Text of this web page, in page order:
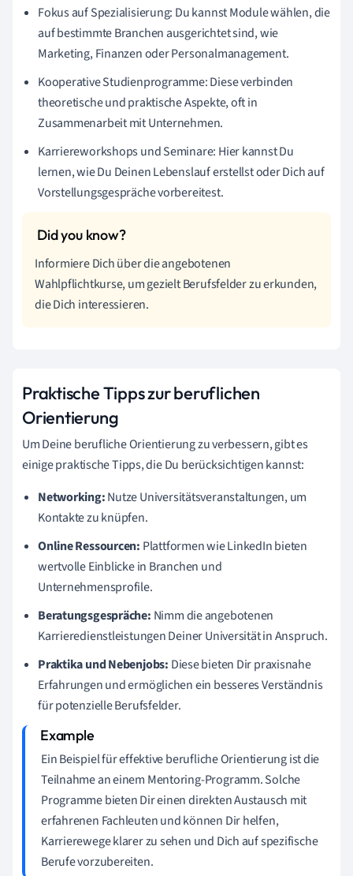
Fokus auf Spezialisierung: Du kannst Module wählen, die
auf bestimmte Branchen ausgerichtet sind, wie
Marketing, Finanzen oder Personalmanagement.
Kooperative Studienprogramme: Diese verbinden
theoretische und praktische Aspekte, oft in
Zusammenarbeit mit Unternehmen.
Karriereworkshops und Seminare: Hier kannst Du
lernen, wie Du Deinen Lebenslauf erstellst oder Dich auf
Vorstellungsgespräche vorbereitest.
Informiere Dich über die angebotenen
Wahlpflichtkurse, um gezielt Berufsfelder zu erkunden,
die Dich interessieren.
Praktische Tipps zur beruflichen
Orientierung
Um Deine berufliche Orientierung zu verbessern, gibt es
einige praktische Tipps, die Du berücksichtigen kannst:
Networking:Nutze Universitätsveranstaltungen, um
Kontakte zu knüpfen.
Online Ressourcen: Plattformen wie LinkedIn bieten
wertvolle Einblicke in Branchen und
Unternehmensprofile.
Beratungsgespräche: Nimm die angebotenen
Karrieredienstleistungen Deiner Universität in Anspruch.
Praktika und Nebenjobs: Diese bieten Dir praxisnahe
Erfahrungen und ermöglichen ein besseres Verständnis
für potenzielle Berufsfelder.
Ein Beispiel für effektive berufliche Orientierung ist die
Teilnahme an einem Mentoring-Programm. Solche
Programme bieten Dir einen direkten Austausch mit
erfahrenen Fachleuten und können Dir helfen,
Karrierewege klarer zu sehen und Dich auf spezifische
Berufe vorzubereiten.